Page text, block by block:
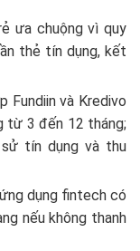
ưa chuộng vì quy
thẻ tín dụng, kết
Fundiin và Kredivo
từ 3 đến 12 tháng;
tín dụng và thu
dụng fintech có
nếu không thanh